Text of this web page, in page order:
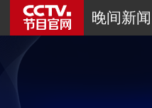
晚间新闻